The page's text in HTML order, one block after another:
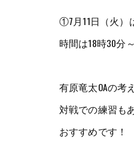
①7月11日（火）
時間は18時30分
有原竜太OAの考
対戦での練習も
おすすめです！